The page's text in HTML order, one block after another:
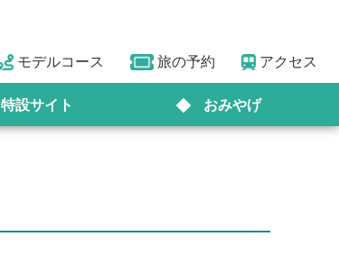
モデルコース 旅の予約 アクセス
特設サイト おみやげ